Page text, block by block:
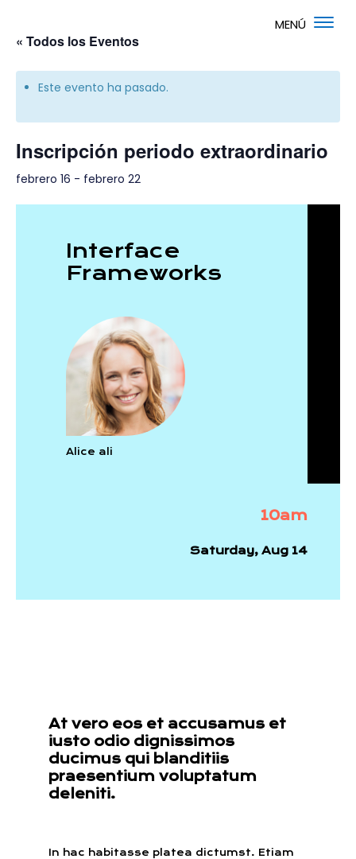
« Todos los Eventos
Este evento ha pasado.
Inscripción periodo extraordinario
febrero 16 - febrero 22
Interface
Frameworks
Alice ali
10am
Saturday, Aug 14
At vero eos et accusamus et
iusto odio dignissimos
ducimus qui blanditiis
praesentium voluptatum
deleniti.
In hac habitasse platea dictumst. Etiam